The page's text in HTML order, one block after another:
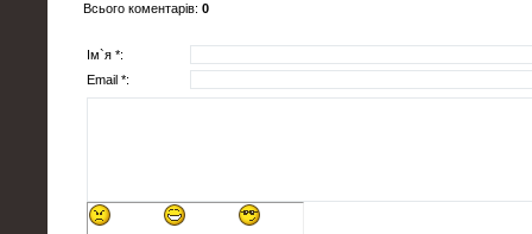
Всього коментарів: 0
Ім`я *:
Email *: